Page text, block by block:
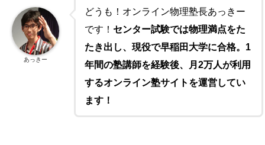
どうも！オンライン物理塾長あっきー
です！ センター試験では物理満点をた
たき出し、現役で早稲田大学に合格。1
年間の塾講師を経験後、月2万人が利用
するオンライン塾サイトを運営してい
ます！
あっきー